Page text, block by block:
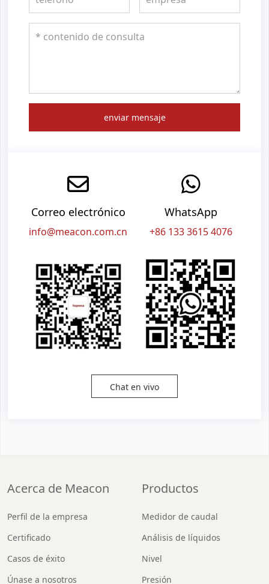
enviar mensaje
Correo electrónico
info@meacon.com.cn
WhatsApp
+86 133 3615 4076
Chat en vivo
Acerca de Meacon
Perfil de la empresa
Certificado
Casos de éxito
Únase a nosotros
Productos
Medidor de caudal
Análisis de líquidos
Nivel
Presión